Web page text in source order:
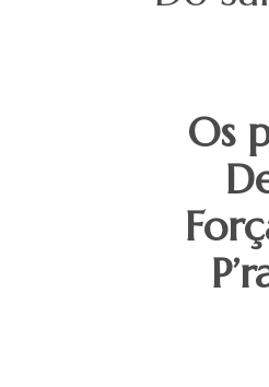
Os